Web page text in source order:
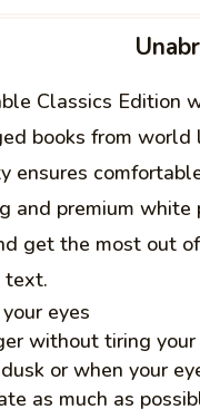
Classics Edition
books from
ensures
and premium white
get the most out
text.
eyes
without tiring your
or when your
as much as